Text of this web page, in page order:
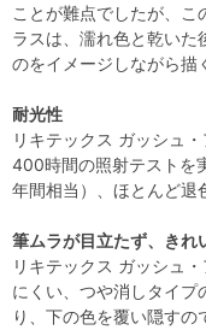
ことが難点でしたが、
ラスは、濡れ色と乾いた
のをイメージしながら描
耐光性
リキテックス ガッシュ
400時間の照射テストを
年間相当）、ほとんど退
筆ムラが目立たず、きれ
リキテックス ガッシュ
にくい、つや消しタイプ
り、下の色を覆い隠す